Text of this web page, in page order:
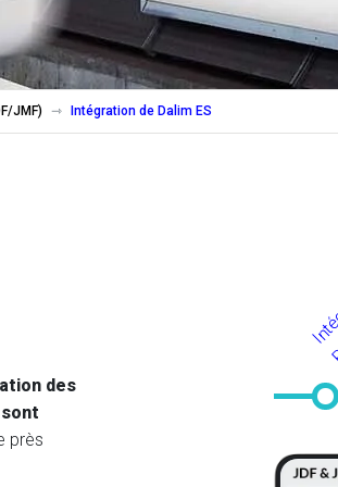
JMF) Intégration de Dalim ES
des
près